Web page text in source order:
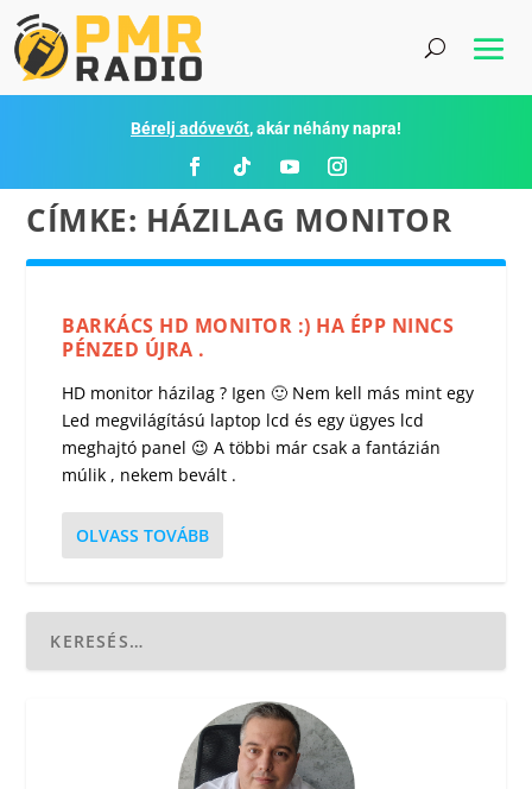
Bérelj adóvevőt, akár néhány napra!
CÍMKE: HÁZILAG MONITOR
BARKÁCS HD MONITOR :) HA ÉPP NINCS
PÉNZED ÚJRA .
HD monitor házilag ? Igen 🙂 Nem kell más mint egy
Led megvilágítású laptop lcd és egy ügyes lcd
meghajtó panel 😉 A többi már csak a fantázián
múlik , nekem bevált .
OLVASS TOVÁBB